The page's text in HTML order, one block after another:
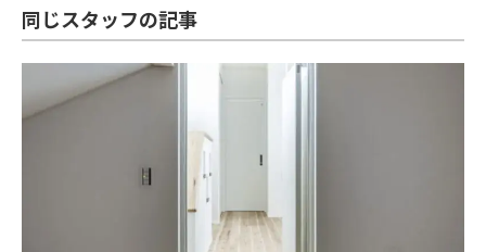
同じスタッフの記事